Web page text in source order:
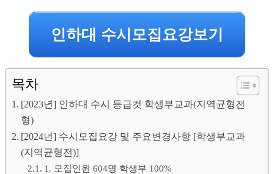
인하대 수시모집요강보기
목차
[2023년] 인하대 수시 등급컷 학생부교과(지역균형전
형)
[2024년] 수시모집요강 및 주요변경사항 [학생부교과
(지역균형전)]
1. 모집인원 604명 학생부 100%